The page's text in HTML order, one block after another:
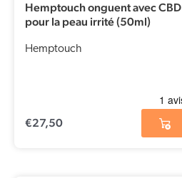
Hemptouch onguent avec CBD
pour la peau irrité (50ml)
Hemptouch
€27,50